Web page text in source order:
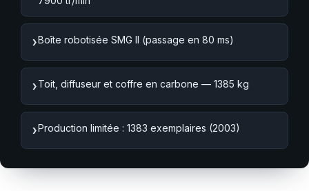
›Boîte robotisée SMG II (passage en 80 ms)
›Toit, diffuseur et coffre en carbone — 1385 kg
›Production limitée : 1383 exemplaires (2003)